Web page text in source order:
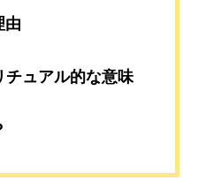
由
チュアル的な意味